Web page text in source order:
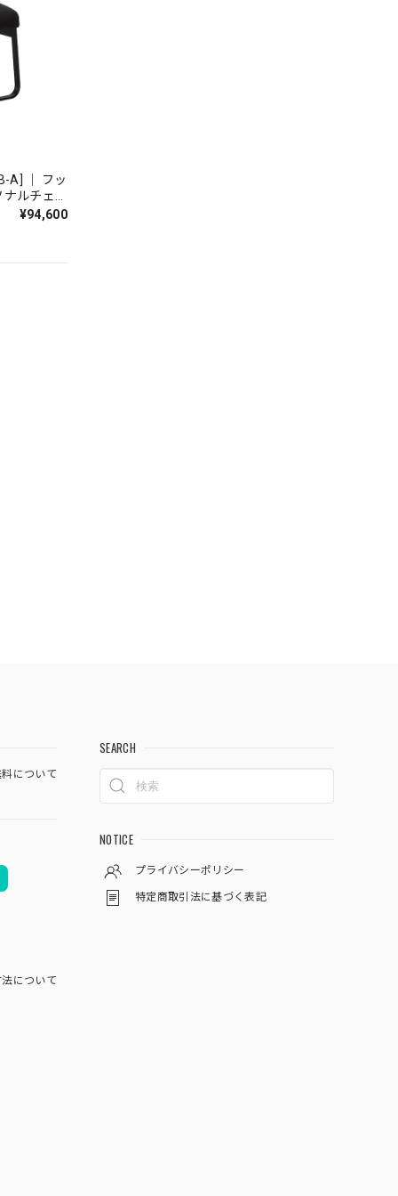
A] ｜ フッ
ルチェ
国産家具
¥94,600
について
について
SEARCH
NOTICE
プライバシーポリシー
特定商取引法に基づく表記